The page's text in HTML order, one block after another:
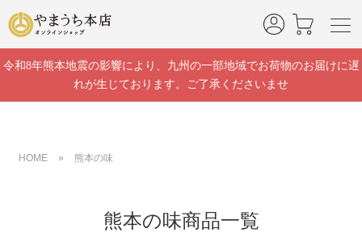
令和8年熊本地震の影響により、九州の一部地域でお荷物のお届けに遅
れが生じております。ご了承くださいませ
HOME » 熊本の味
熊本の味商品一覧